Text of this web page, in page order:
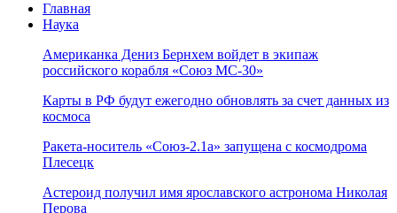
Главная
Наука
Американка Дениз Бернхем войдет в экипаж
российского корабля «Союз МС-30»
Карты в РФ будут ежегодно обновлять за счет данных из
космоса
Ракета-носитель «Союз-2.1а» запущена с космодрома
Плесецк
Астероид получил имя ярославского астронома Николая
Перова